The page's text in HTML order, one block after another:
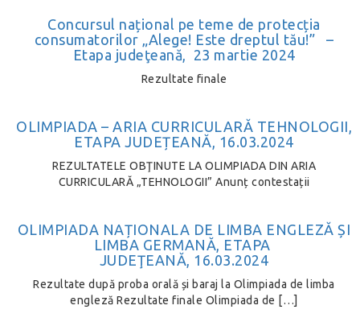
Concursul național pe teme de protecția
consumatorilor „Alege! Este dreptul tău!” –
Etapa judeţeană, 23 martie 2024
Rezultate finale
OLIMPIADA – ARIA CURRICULARĂ TEHNOLOGII,
ETAPA JUDEȚEANĂ, 16.03.2024
REZULTATELE OBŢINUTE LA OLIMPIADA DIN ARIA
CURRICULARĂ „TEHNOLOGII” Anunț contestații
OLIMPIADA NAȚIONALA DE LIMBA ENGLEZĂ ȘI
LIMBA GERMANĂ, ETAPA
JUDEŢEANĂ, 16.03.2024
Rezultate după proba orală și baraj la Olimpiada de limba
engleză Rezultate finale Olimpiada de […]